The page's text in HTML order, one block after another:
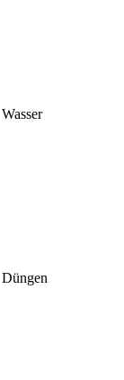
Wasser
Düngen